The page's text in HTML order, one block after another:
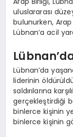
uluslararası
bulunurken,
Lübnan’a acil
Lübnan’da
liderinin
saldırılarına
gerçekleştirdiği
binlerce kişinin
binlerce kişinin